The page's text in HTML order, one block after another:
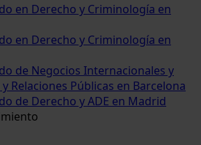
en Derecho y Criminología en
en Derecho y Criminología en
de Negocios Internacionales y
Relaciones Públicas en Barcelona
de Derecho y ADE en Madrid